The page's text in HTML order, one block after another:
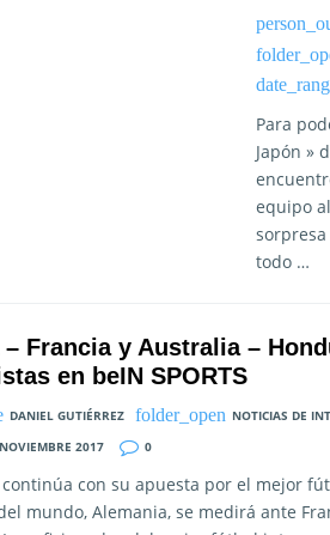
Para
Japón »
equipo
todo …
– Francia y Australia –
en beIN SPORTS
DANIEL GUTIÉRREZ
NOTICIAS DE
2017
0
continúa con su apuesta por el mejor
mundo, Alemania, se medirá ante